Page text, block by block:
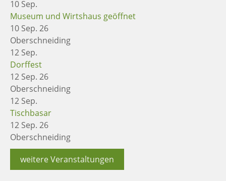
10 Sep.
Museum und Wirtshaus geöffnet
10 Sep. 26
Oberschneiding
12 Sep.
Dorffest
12 Sep. 26
Oberschneiding
12 Sep.
Tischbasar
12 Sep. 26
Oberschneiding
weitere Veranstaltungen